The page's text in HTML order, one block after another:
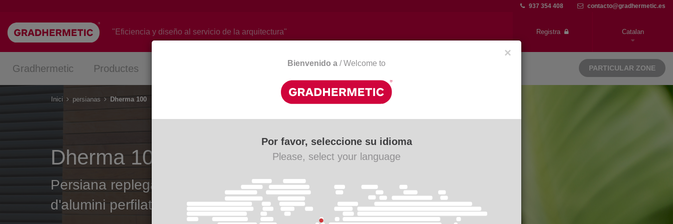
contingut
937 354 408 contacto@gradhermetic.es
Catalan
"Eficiencia y diseño al servicio de la arquitectura" Registra
PARTICULAR ZONE
Gradhermetic Productes Descàrregues Contacte
Inici persianas Dherma 100
Dherma 100
Persiana replegable orientable
d'alumini perfilat
×
Bienvenido a / Welcome to
Por favor, seleccione su idioma
Please, select your language